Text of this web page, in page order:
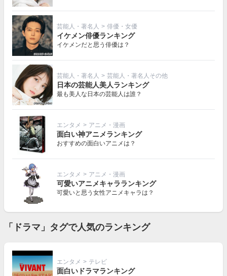
芸能人・著名人 > 俳優・女優
イケメン俳優ランキング
イケメンだと思う俳優は？
芸能人・著名人 > 芸能人・著名人その他
日本の芸能人美人ランキング
最も美人な日本の芸能人は誰？
エンタメ > アニメ・漫画
面白い神アニメランキング
おすすめの面白いアニメは？
エンタメ > アニメ・漫画
可愛いアニメキャラランキング
可愛いと思う女性アニメキャラは？
「ドラマ」タグで人気のランキング
エンタメ > テレビ
面白いドラマランキング